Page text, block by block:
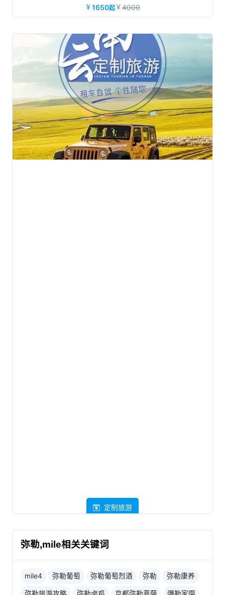
入住舒适型酒店+升级弥勒1晚4钻温泉酒店；安排特色餐：弥勒
卤鸡、过桥米线、哈尼风味餐、汽锅鸡
1650起 4000
定制旅游
弥勒,mile相关关键词
mile4 弥勒葡萄 弥勒葡萄烈酒 弥勒 弥勒康养